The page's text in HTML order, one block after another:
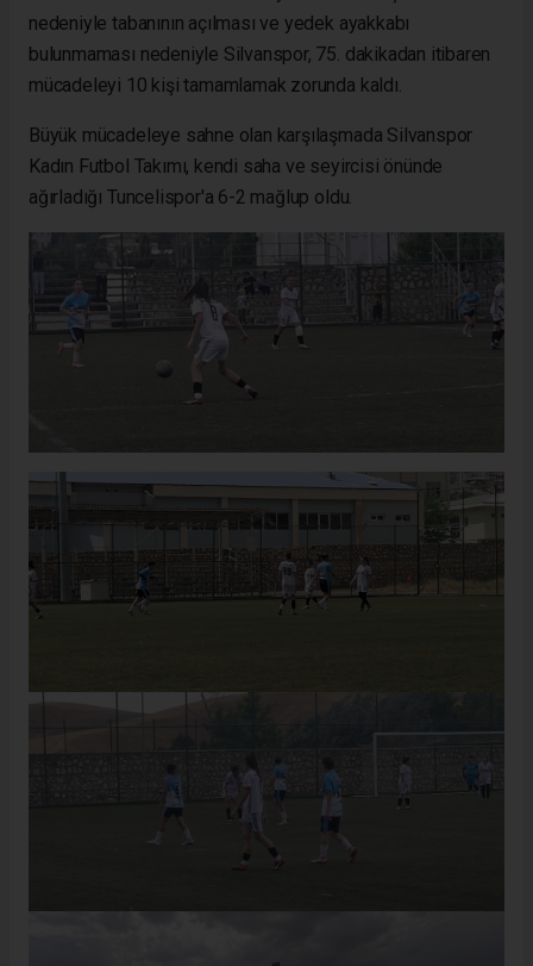
nedeniyle tabanının açılması ve yedek ayakkabı
bulunmaması nedeniyle Silvanspor, 75. dakikadan itibaren
mücadeleyi 10 kişi tamamlamak zorunda kaldı.
Büyük mücadeleye sahne olan karşılaşmada Silvanspor
Kadın Futbol Takımı, kendi saha ve seyircisi önünde
ağırladığı Tuncelispor'a 6-2 mağlup oldu.